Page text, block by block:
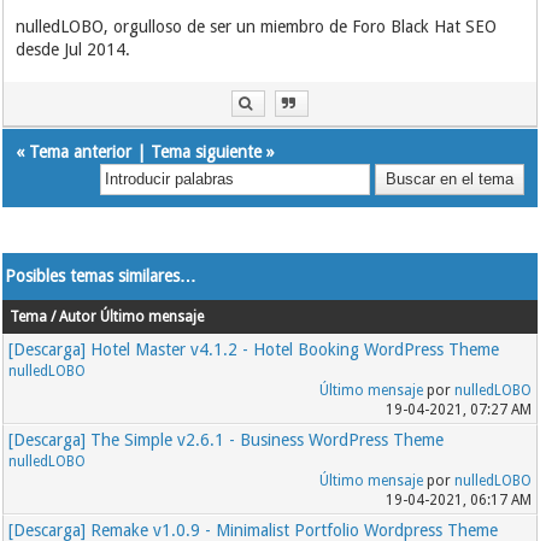
nulledLOBO, orgulloso de ser un miembro de Foro Black Hat SEO
desde Jul 2014.
« Tema anterior| Tema siguiente»
Posibles temas similares…
Tema / Autor Último mensaje
[Descarga] Hotel Master v4.1.2 - Hotel Booking WordPress Theme
nulledLOBO
Último mensajepor nulledLOBO
19-04-2021, 07:27 AM
[Descarga] The Simple v2.6.1 - Business WordPress Theme
nulledLOBO
Último mensajepor nulledLOBO
19-04-2021, 06:17 AM
[Descarga] Remake v1.0.9 - Minimalist Portfolio Wordpress Theme